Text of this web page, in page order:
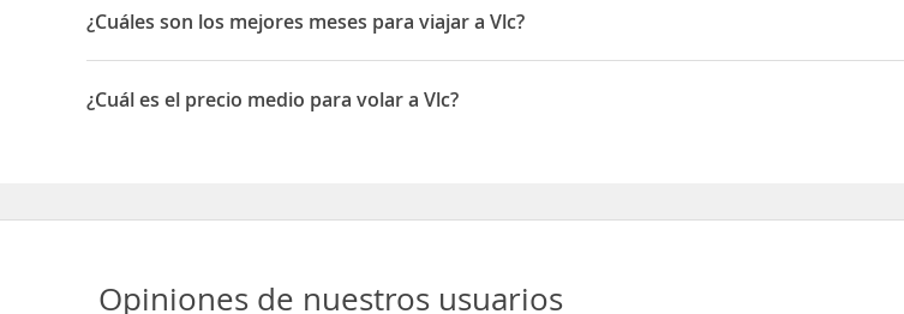
¿Cuáles son los mejores meses para viajar a Vlc?
Los mejores meses para viajar a Valencia son Junio, Julio, Noviembre
¿Cuál es el precio medio para volar a Vlc?
Opiniones de nuestros usuarios